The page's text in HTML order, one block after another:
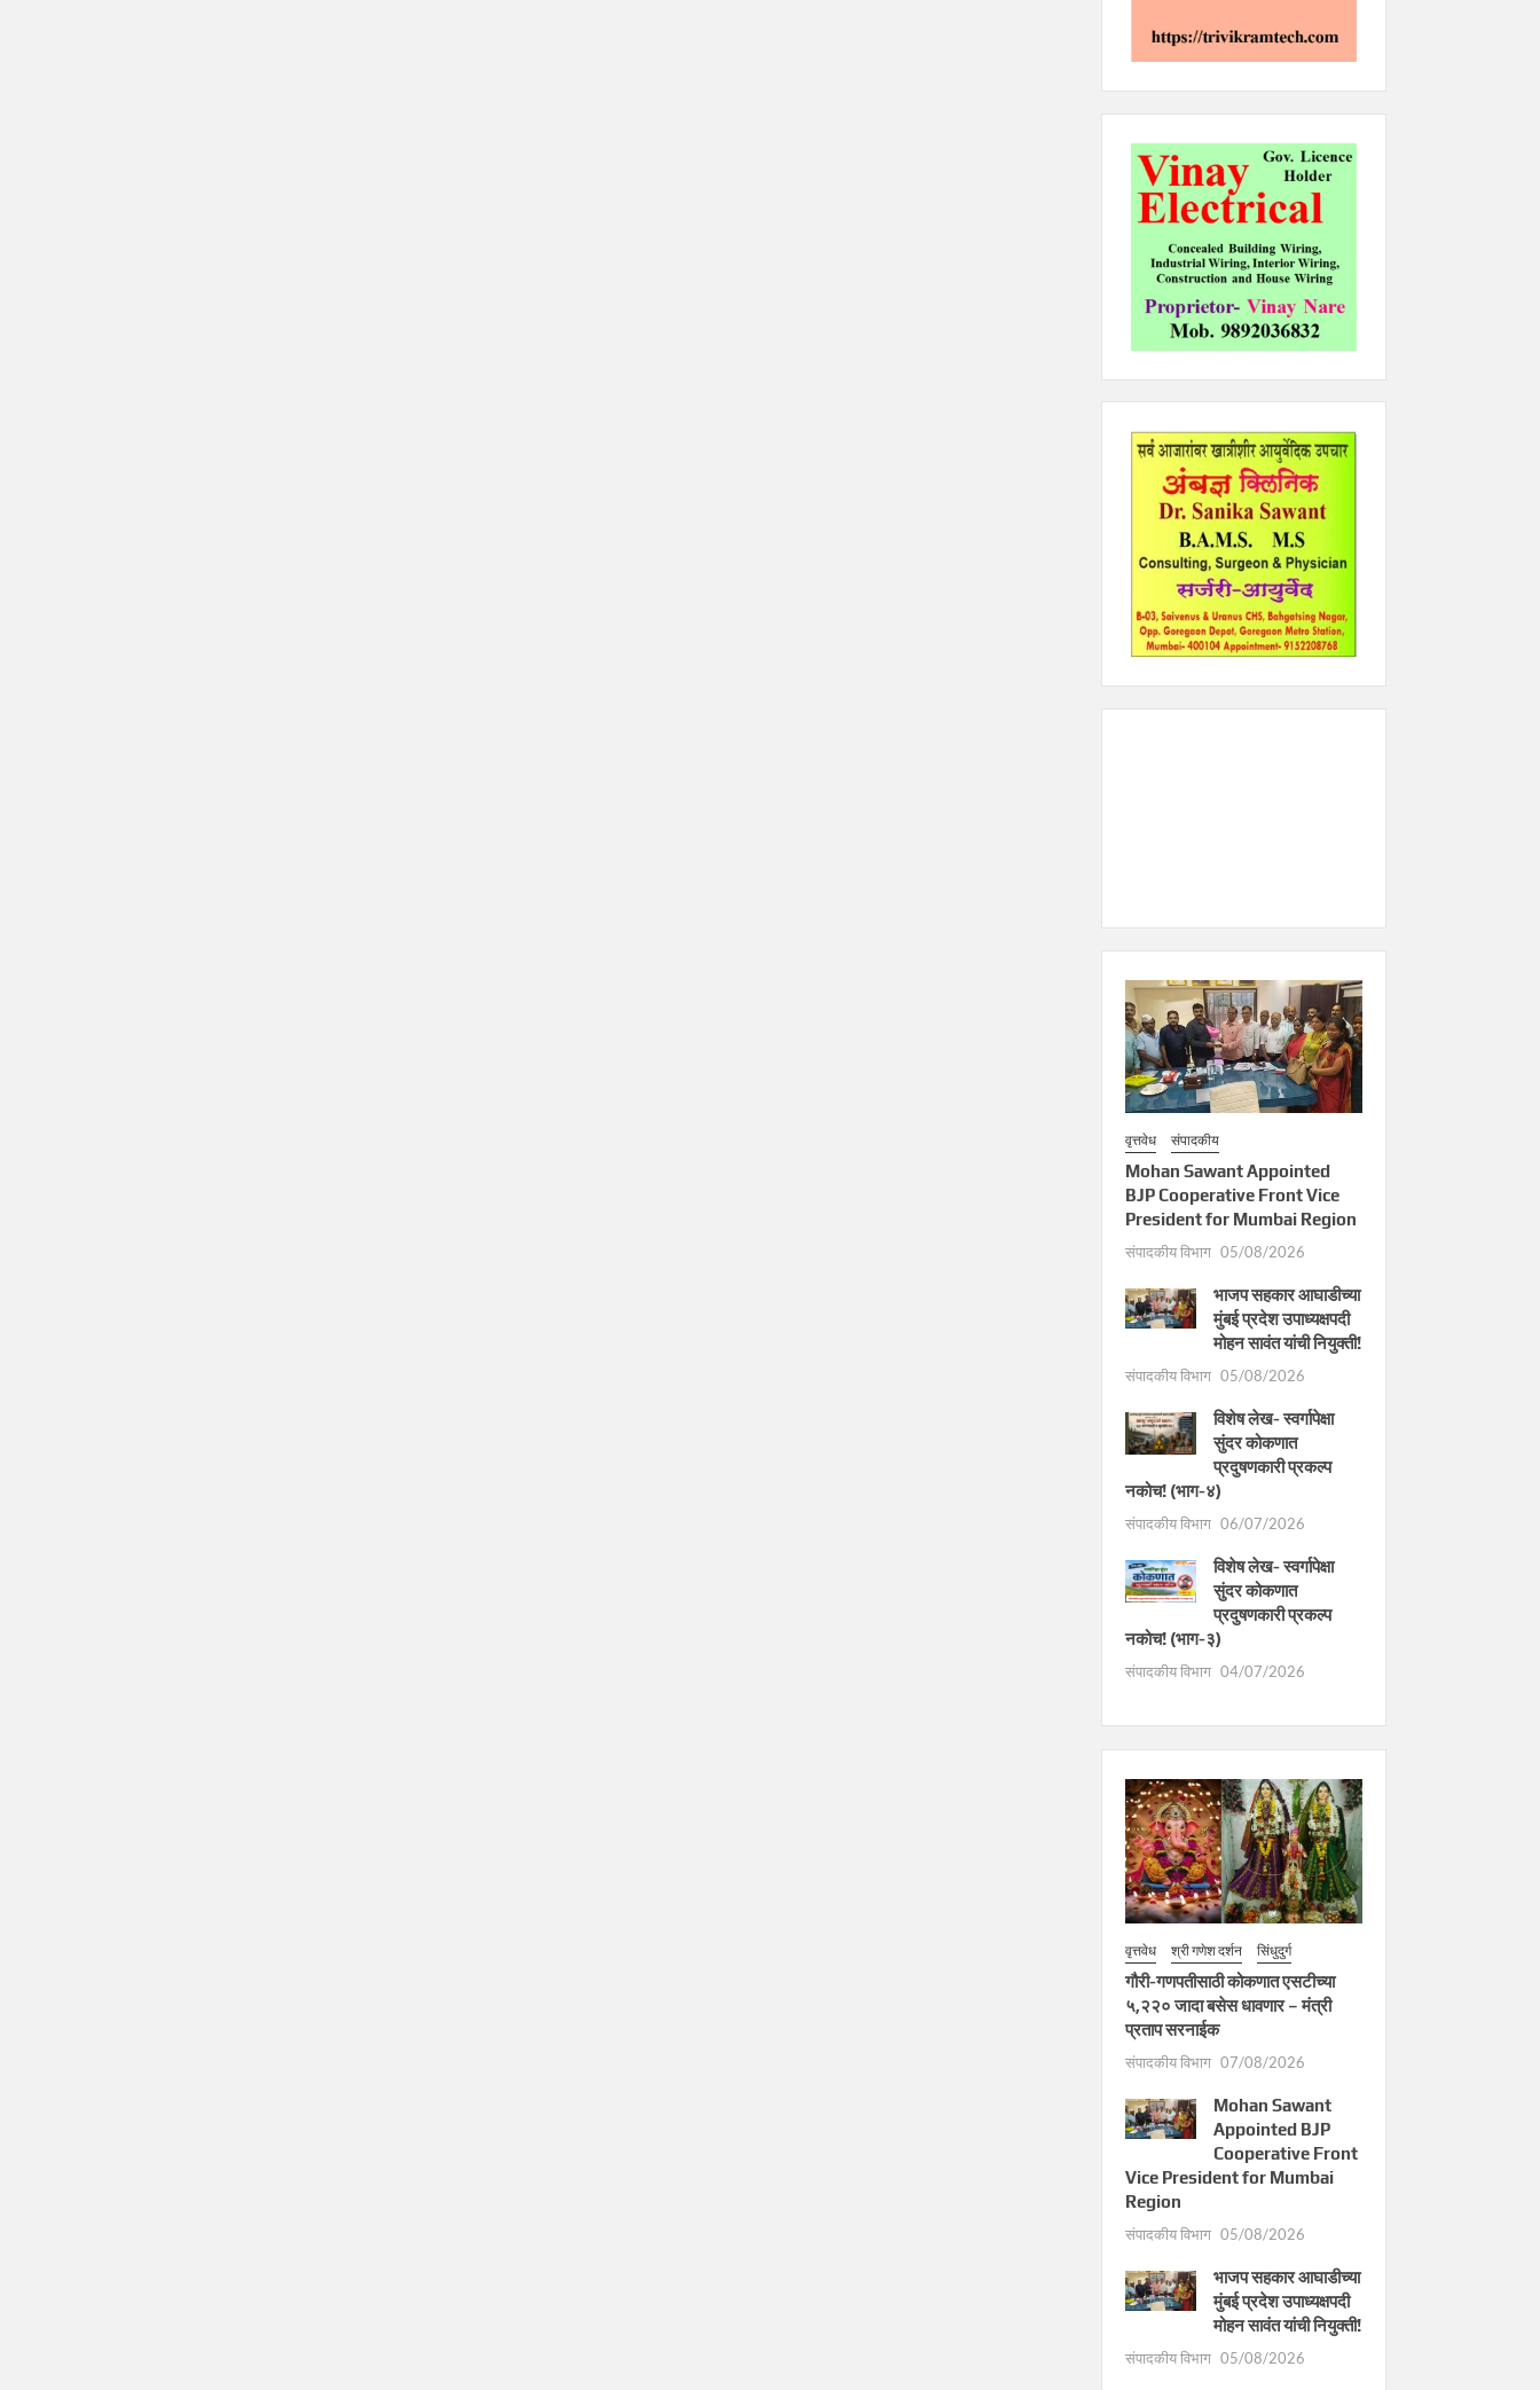
वृत्तवेध संपादकीय
Mohan Sawant Appointed
BJP Cooperative Front Vice
President for Mumbai Region
संपादकीय विभाग 05/08/2026
भाजप सहकार आघाडीच्या
मुंबई प्रदेश उपाध्यक्षपदी
मोहन सावंत यांची नियुक्ती!
संपादकीय विभाग 05/08/2026
विशेष लेख- स्वर्गापेक्षा
सुंदर कोकणात
प्रदुषणकारी प्रकल्प
नकोच! (भाग-४)
संपादकीय विभाग 06/07/2026
विशेष लेख- स्वर्गापेक्षा
सुंदर कोकणात
प्रदुषणकारी प्रकल्प
नकोच! (भाग-३)
संपादकीय विभाग 04/07/2026
वृत्तवेध श्री गणेश दर्शन सिंधुदुर्ग
गौरी-गणपतीसाठी कोकणात एसटीच्या
५,२२० जादा बसेस धावणार – मंत्री
प्रताप सरनाईक
संपादकीय विभाग 07/08/2026
Mohan Sawant
Appointed BJP
Cooperative Front
Vice President for Mumbai
Region
संपादकीय विभाग 05/08/2026
भाजप सहकार आघाडीच्या
मुंबई प्रदेश उपाध्यक्षपदी
मोहन सावंत यांची नियुक्ती!
संपादकीय विभाग 05/08/2026